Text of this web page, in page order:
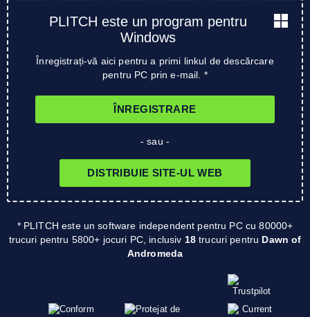
PLITCH este un program pentru
Windows
Înregistrați-vă aici pentru a primi linkul de descărcare
pentru PC prin e-mail. *
ÎNREGISTRARE
- sau -
DISTRIBUIE SITE-UL WEB
* PLITCH este un software independent pentru PC cu 80000+
trucuri pentru 5800+ jocuri PC, inclusiv 18 trucuri pentru Dawn of
Andromeda